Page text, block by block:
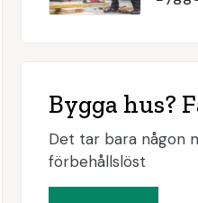
Bygga hus?
Det tar bara någon
förbehållslöst